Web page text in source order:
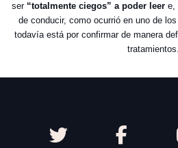
ser “totalmente ciegos” a poder leer e,
de conducir, como ocurrió en uno de
todavía está por confirmar de manera
tratamientos.